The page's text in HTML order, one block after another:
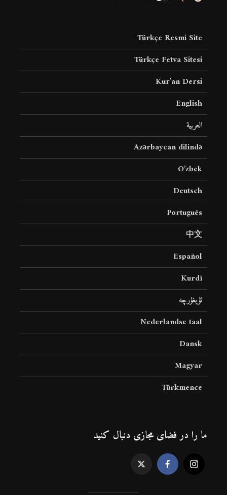
Türkçe Resmi Site
Türkçe Fetva Sitesi
Kur’an Dersi
English
العربية
Azərbaycan dilində
O’zbek
Deutsch
Português
中文
Español
Kurdî
ئۇيغۇرچە
Nederlandse taal
Dansk
Magyar
Türkmence
ما را در فضای مجازی دنبال کنید